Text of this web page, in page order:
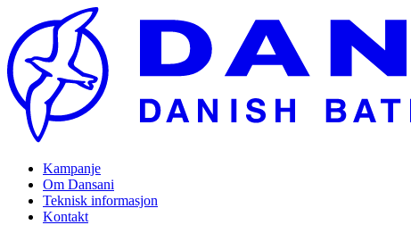
Kampanje
Om Dansani
Teknisk informasjon
Kontakt